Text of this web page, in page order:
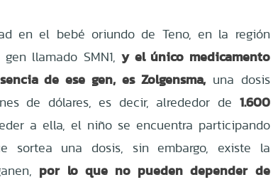
en el bebé oriundo de Teno, en la región
llamado SMN1,y el único medicamento
de ese gen, es Zolgensma,una dosis
de dólares, es decir, alrededor de 1.600
a ella, el niño se encuentra participando
sortea una dosis, sin embargo, existe la
por lo que no pueden depender de